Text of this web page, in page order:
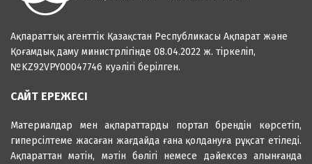
Ақпараттық агенттік Қазақстан Республикасы Ақпарат және
Қоғамдық даму министрлігінде 08.04.2022 ж. тіркеліп,
№KZ92VPY00047746 куәлігі берілген.
САЙТ ЕРЕЖЕСІ
Материалдар мен ақпараттарды портал брендін көрсетіп,
гиперсілтеме жасаған жағдайда ғана қолдануға рұқсат етіледі.
Ақпараттан мәтін, мәтін бөлігі немесе дәйексөз алынғанда